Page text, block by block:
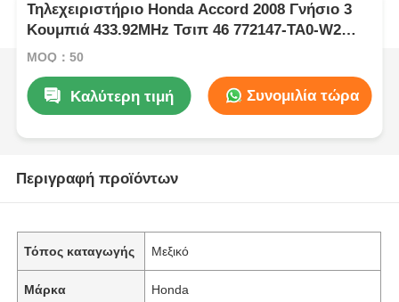
Τηλεχειριστήριο Honda Accord 2008 Γνήσιο 3
Κουμπιά 433.92MHz Τσιπ 46 772147-TA0-W2
FCC ID: 5WK49309 02
MOQ：50
Καλύτερη τιμή Συνομιλία τώρα
Περιγραφή προϊόντων
Τόπος καταγωγής Μεξικό
Μάρκα Honda